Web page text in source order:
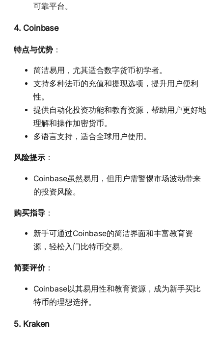
可靠平台。
4. Coinbase
特点与优势 ：
简洁易用，尤其适合数字货币初学者。
支持多种法币的充值和提现选项，提升用户便利
性。
提供自动化投资功能和教育资源，帮助用户更好地
理解和操作加密货币。
多语言支持，适合全球用户使用。
风险提示 ：
Coinbase虽然易用，但用户需警惕市场波动带来
的投资风险。
购买指导 ：
新手可通过Coinbase的简洁界面和丰富教育资
源，轻松入门比特币交易。
简要评价：
Coinbase以其易用性和教育资源，成为新手买比
特币的理想选择。
5. Kraken